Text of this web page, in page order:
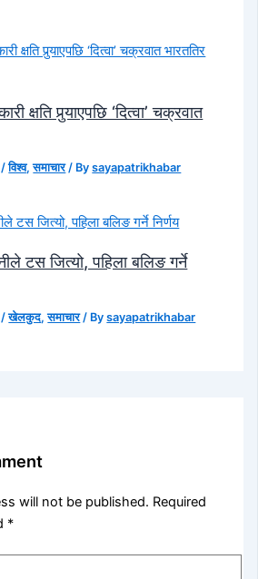
क्षति पुर्‍याएपछि ‘दित्वा’ चक्रवात
/विश्व,समाचार/ Bysayapatrikhabar
टस जित्यो, पहिला बलिङ गर्ने
/खेलकुद,समाचार/ Bysayapatrikhabar
will not be published. Required
*